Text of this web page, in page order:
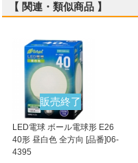
【 関連・類似商品 】
販売終了
LED電球 ボール電球形 E26
40形 昼白色 全方向 [品番]06-
4395